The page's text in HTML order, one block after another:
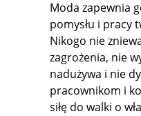
Moda zapewnia
pomysłu i pracy
Nikogo nie
zagrożenia, nie
nadużywa i nie
pracownikom i
siłę do walki o